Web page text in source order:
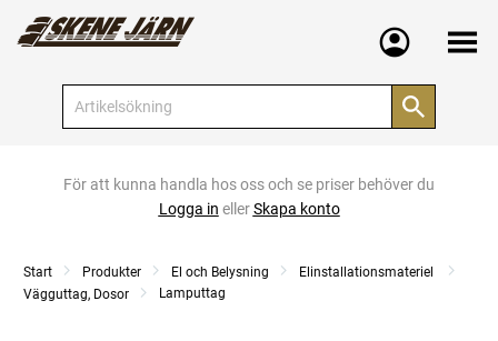
Meny
För att kunna handla hos oss och se priser behöver du
Logga in ellerSkapa konto
Start Produkter El och Belysning
Elinstallationsmateriel
Vägguttag, Dosor
Lamputtag